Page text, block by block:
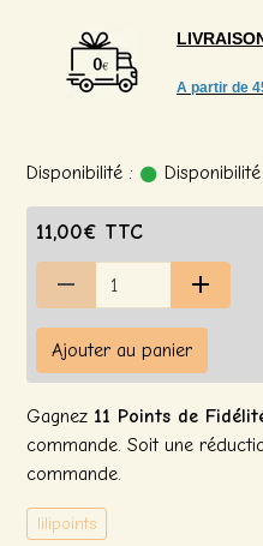
A partir de
Disponibilité :
11,00€ TTC
Ajouter au panier
Gagnez 11 Points de
commande. Soit une
commande.
lilipoints